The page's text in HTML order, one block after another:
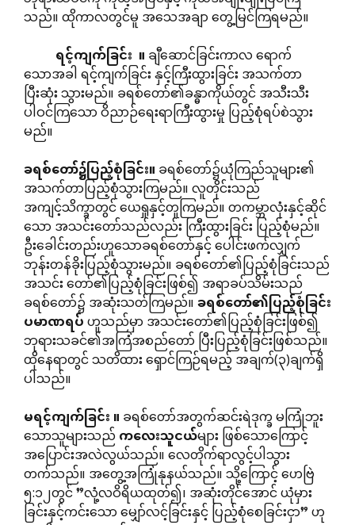
သည်။ ထိုကာလတွင်မူ အသေအချာ တွေ့မြင်ကြရမည်။
ရင့်ကျက်ခြင်း ။ချီဆောင်ခြင်းကာလ ရောက်
သောအခါ ရင့်ကျက်ခြင်း နှင့်ကြီးထွားခြင်း အသက်တာ
ပြီးဆုံး သွားမည်။ ခရစ်တော်၏ခန္ဓာကိုယ်တွင် အသီးသီး
ပါဝင်ကြသော ဝိညာဉ်ရေးရာကြီးထွားမှု ပြည့်စုံရပ်စဲသွား
မည်။
ခရစ်တော်၌ပြည့်စုံခြင်း။ခရစ်တော်၌ယုံကြည်သူများ၏
အသက်တာပြည့်စုံသွားကြမည်။ လူတိုင်းသည်
အကျင့်သိက္ခာတွင် ယေရှုနှင့်တူကြမည်။ တကမ္ဘာလုံးနှင့်ဆိုင်
သော အသင်းတော်သည်လည်း ကြီးထွားခြင်း ပြည့်စုံမည်။
ဦးခေါင်းတည်းဟူသောခရစ်တော်နှင့် ပေါင်းဖက်လျှက်
ဘုန်းတန်ခိုးပြည့်စုံသွားမည်။ ခရစ်တော်၏ပြည့်စုံခြင်းသည်
အသင်း တော်၏ပြည့်စုံခြင်းဖြစ်၍ အရာခပ်သိမ်းသည်
ခရစ်တော်၌ အဆုံးသတ်ကြမည်။ခရစ်တော်၏ပြည့်စုံခြင်း
ပမာဏရပ်ဟူသည်မှာ အသင်းတော်၏ပြည့်စုံခြင်းဖြစ်၍
ဘုရားသခင်၏အကြံအစည်တော် ပြီးပြည့်စုံခြင်းဖြစ်သည်။
ထိုနေရာတွင် သတိထား ရှောင်ကြဉ်ရမည့် အချက်(၃)ချက်ရှိ
ပါသည်။
မရင့်ကျက်ခြင်း။ခရစ်တော်အတွက်ဆင်းရဲဒုက္ခ မကြုံဘူး
သောသူများသည်ကလေးသူငယ်များ ဖြစ်သောကြောင့်
အပြောင်းအလဲလွယ်သည်။ လေတိုက်ရာလွင့်ပါသွား
တက်သည်။ အတွေ့အကြုံနုနယ်သည်။ သို့ကြောင့် ဟေဗြဲ
၅:၁၂တွင် ”လုံ့လဝိရိယထုတ်၍၊ အဆုံးတိုင်အောင် ယုံမှား
ခြင်းနှင့်ကင်းသော မျှော်လင့်ခြင်းနှင့် ပြည့်စုံစေခြင်းငှာ” ဟု